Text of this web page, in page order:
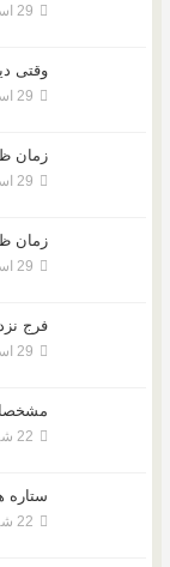
29 اسفند 03
وقتی
29 اسفند 03
زمان
29 اسفند 03
زمان
29 اسفند 03
فرج
29 اسفند 03
22 شهریور 03
ستاره
22 شهریور 03